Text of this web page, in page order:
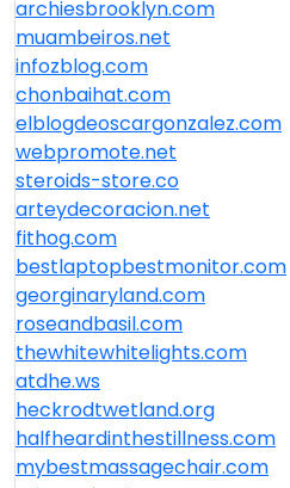
archiesbrooklyn.com
muambeiros.net
infozblog.com
chonbaihat.com
elblogdeoscargonzalez.com
webpromote.net
steroids-store.co
arteydecoracion.net
fithog.com
bestlaptopbestmonitor.com
georginaryland.com
roseandbasil.com
thewhitewhitelights.com
atdhe.ws
heckrodtwetland.org
halfheardinthestillness.com
mybestmassagechair.com